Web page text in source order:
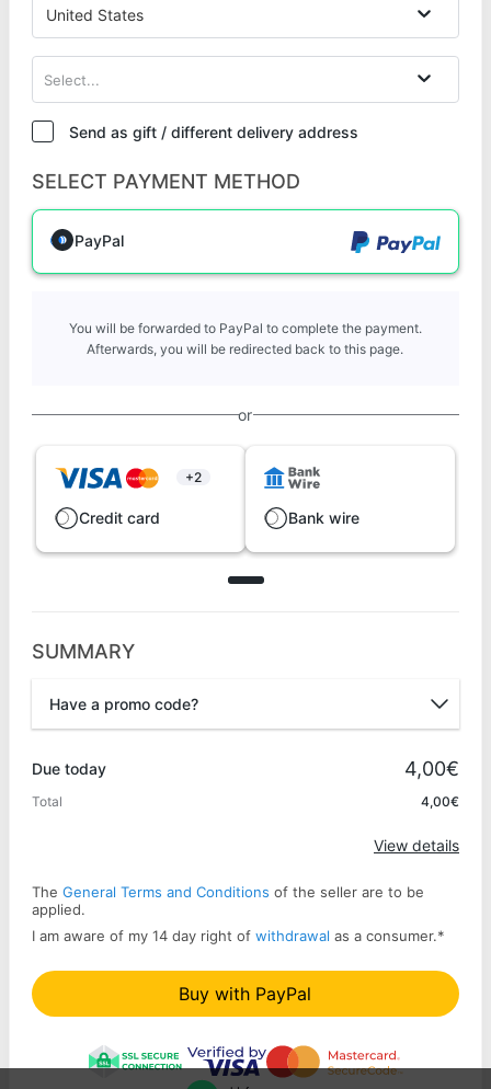
United States
Select...
Send as gift / different delivery address
SELECT PAYMENT METHOD
PayPal
You will be forwarded to PayPal to complete the payment.
Afterwards, you will be redirected back to this page.
or
+2
Credit card Bank wire
SUMMARY
Have a promo code?
Due today 4,00€
Total 4,00€
View details
The General Terms and Conditions of the seller are to be
applied.
I am aware of my 14 day right of withdrawal as a consumer.*
Buy with PayPal